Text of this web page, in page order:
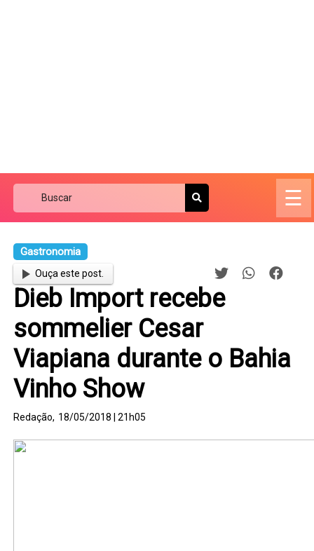
☰
Gastronomia
Ouça este post.
Dieb Import recebe
sommelier Cesar
Viapiana durante o Bahia
Vinho Show
Redação, 18/05/2018 | 21h05